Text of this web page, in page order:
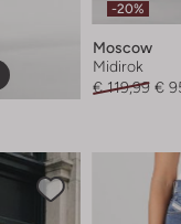
-20%
Moscow
Midirok
€ 119,99 €